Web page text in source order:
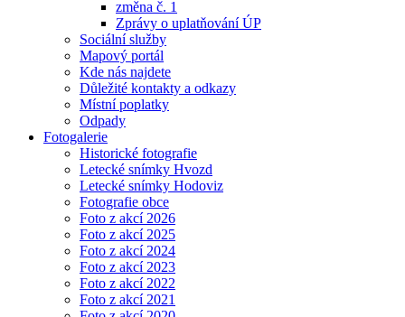
změna č. 1
Zprávy o uplatňování ÚP
Sociální služby
Mapový portál
Kde nás najdete
Důležité kontakty a odkazy
Místní poplatky
Odpady
Fotogalerie
Historické fotografie
Letecké snímky Hvozd
Letecké snímky Hodoviz
Fotografie obce
Foto z akcí 2026
Foto z akcí 2025
Foto z akcí 2024
Foto z akcí 2023
Foto z akcí 2022
Foto z akcí 2021